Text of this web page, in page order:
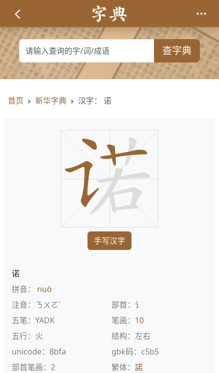
查字典
首页 新华字典 汉字： 诺
手写汉字
诺
拼音： nuò
注音：ㄋㄨㄛˋ
部首： 讠
五笔：YADK
笔画： 10
五行：火
结构：左右
unicode：8bfa
gbk码：c5b5
部首笔画：2
繁体： 諾